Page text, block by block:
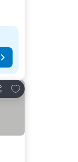
Lisää suosikkeihin